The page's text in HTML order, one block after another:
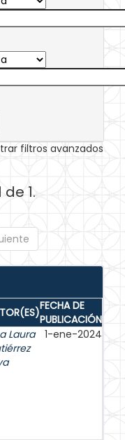
filtros avanzados
1.
FECHA DE
PUBLICACIÓN
Laura
1-ene-2024